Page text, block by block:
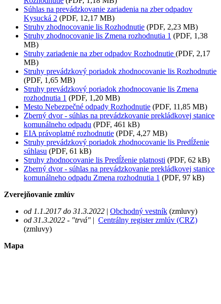
Súhlas na prevádzkovanie zariadenia na zber odpadov
Kysucká 2 (PDF, 12,17 MB)
Struhy zhodnocovanie lis Rozhodnutie (PDF, 2,23 MB)
Struhy zhodnocovanie lis Zmena rozhodnutia 1 (PDF, 1,38
MB)
Struhy zariadenie na zber odpadov Rozhodnutie (PDF, 2,17
MB)
Struhy prevádzkový poriadok zhodnocovanie lis Rozhodnutie
(PDF, 1,65 MB)
Struhy prevádzkový poriadok zhodnocovanie lis Zmena
rozhodnutia 1 (PDF, 1,20 MB)
Mesto Nebezpečné odpady Rozhodnutie (PDF, 11,85 MB)
Zberný dvor - súhlas na prevádzkovanie prekládkovej stanice
komunálneho odpadu (PDF, 461 kB)
EIA právoplatné rozhodnutie (PDF, 4,27 MB)
Struhy prevádzkový poriadok zhodnocovanie lis Predĺženie
súhlasu (PDF, 61 kB)
Struhy zhodnocovanie lis Predĺženie platnosti (PDF, 62 kB)
Zberný dvor - súhlas na prevádzkovanie prekládkovej stanice
komunálneho odpadu Zmena rozhodnutia 1 (PDF, 97 kB)
Zverejňovanie zmlúv
od 1.1.2017 do 31.3.2022 | Obchodný vestník (zmluvy)
od 31.3.2022 - "trvá" | Centrálny register zmlúv (CRZ)
(zmluvy)
Mapa